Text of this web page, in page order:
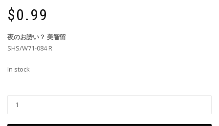
$0.99
夜のお誘い？ 美智留
SHS/W71-084 R
In stock